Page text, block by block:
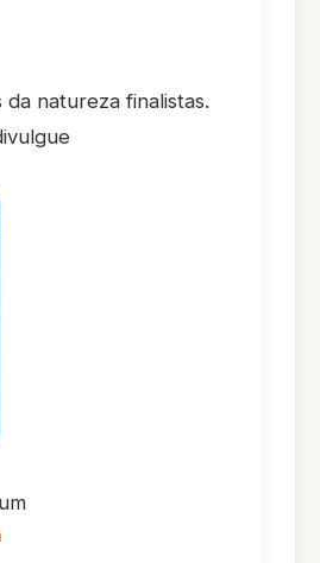
natureza finalistas.